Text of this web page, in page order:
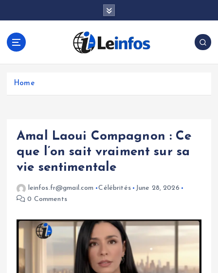
Home
Amal Laoui Compagnon : Ce
que l’on sait vraiment sur sa
vie sentimentale
leinfos.fr@gmail.com Célébrités
June 28, 2026
0 Comments